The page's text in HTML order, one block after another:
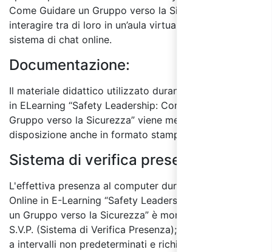
Come Guidare un Gruppo verso la Sicurezza” possono
interagire tra di loro in un’aula virtuale utilizzando il
sistema di chat online.
Documentazione:
Il materiale didattico utilizzato durante il corso online
in ELearning “Safety Leadership: Come Guidare un
Gruppo verso la Sicurezza” viene messo a
disposizione anche in formato stampabile.
Sistema di verifica presenza:
L'effettiva presenza al computer durante il Corso
Online in E-Learning “Safety Leadership: Come Guidare
un Gruppo verso la Sicurezza” è monitorata tramite
S.V.P. (Sistema di Verifica Presenza); il sistema si attiva
a intervalli non predeterminati e richiede un feedback